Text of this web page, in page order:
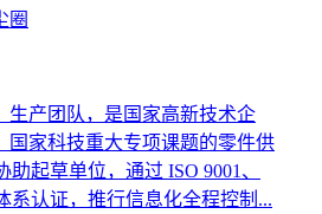
圈
生产团队，是国家高新技术企
国家科技重大专项课题的零件供
起草单位，通过 ISO 9001、
系认证，推行信息化全程控制...